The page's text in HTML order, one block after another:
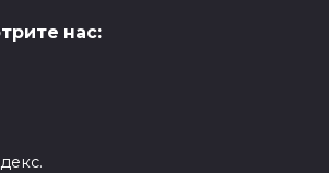
нас: